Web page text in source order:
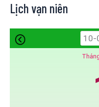
Lịch vạn niên